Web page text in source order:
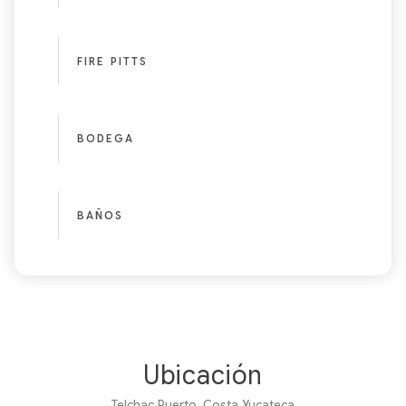
FIRE PITTS
BODEGA
BAÑOS
Ubicación